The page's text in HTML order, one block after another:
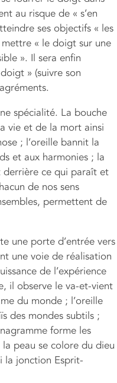
au risque de « s’en
ses objectifs « les
« le doigt sur une
». Il sera enfin
» (suivre son
spécialité. La bouche
vie et de la mort ainsi
; l’oreille bannit la
et aux harmonies ; la
derrière ce qui paraît et
de nos sens
permettent de
une porte d’entrée vers
une voie de réalisation
de l’expérience
il observe le va-et-vient
du monde ; l’oreille
des mondes subtils ;
forme les
la peau se colore du dieu
la jonction Esprit-